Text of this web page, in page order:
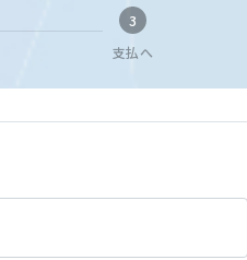
3
支払へ